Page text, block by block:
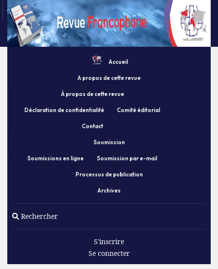
Accueil
A propos de cette revue
À propos de cette revue
Déclaration de confidentialité Comité éditorial
Contact
Soumission
Soumissions en ligne Soumission par e-mail
Processus de publication
Archives
Rechercher
S'inscrire
Se connecter